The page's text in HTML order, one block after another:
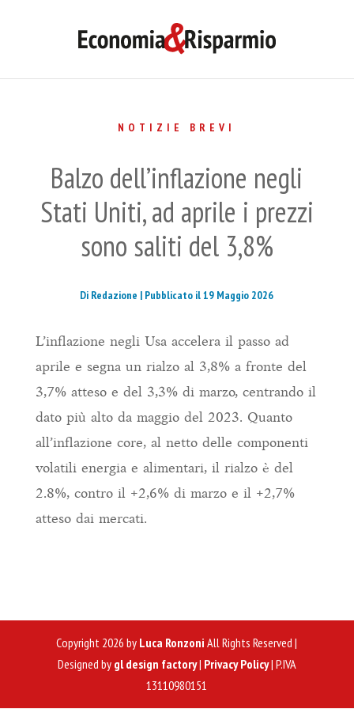
NOTIZIE BREVI
Balzo dell’inflazione negli
Stati Uniti, ad aprile i prezzi
sono saliti del 3,8%
Di Redazione | Pubblicato il 19 Maggio 2026
L’inflazione negli Usa accelera il passo ad
aprile e segna un rialzo al 3,8% a fronte del
3,7% atteso e del 3,3% di marzo, centrando il
dato più alto da maggio del 2023. Quanto
all’inflazione core, al netto delle componenti
volatili energia e alimentari, il rialzo è del
2.8%, contro il +2,6% di marzo e il +2,7%
atteso dai mercati.
Copyright 2026 by Luca Ronzoni All Rights Reserved |
Designed by gl design factory| Privacy Policy| P.IVA
13110980151